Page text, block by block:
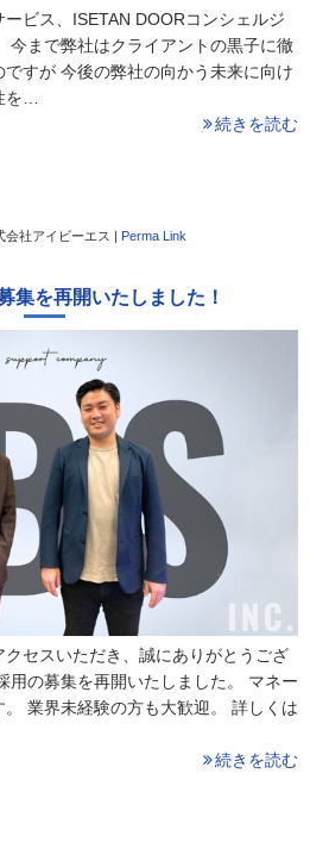
ビス、ISETAN DOORコンシェルジ
今まで弊社はクライアントの黒子に徹
すが 今後の弊社の向かう未来に向け
を…
続きを読む
会社アイビーエス Perma Link
集を再開いたしました！
セスいただき、誠にありがとうござ
用の募集を再開いたしました。 マネー
業界未経験の方も大歓迎。 詳しくは
続きを読む